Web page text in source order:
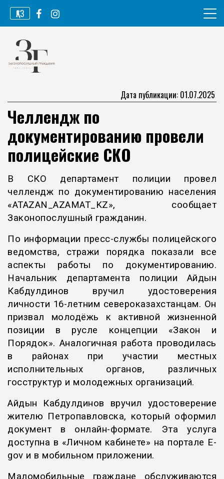
Перейти
содержимому
ҚАЗ
Законопослушный гражданин
Дата публикации: 01.07.2025
Челлендж по
документированию провели
полицейские СКО
В СКО департамент полиции провел
челлендж по документированию населения
«ATAZAN_AZAMAT_KZ», сообщает
Законопослушный гражданин.
По информации пресс-службы полицейского
ведомства, стражи порядка показали все
аспекты работы по документированию.
Начальник департамента полиции Айдын
Кабдулдинов вручил удостоверения
личности 16-летним североказахстанцам. Он
призвал молодёжь к активной жизненной
позиции в русле концепции «Закон и
Порядок». Аналогичная работа проводилась
в районах при участии местных
исполнительных органов, различных
госструктур и молодежных организаций.
Айдын Кабдулдинов вручил удостоверение
жителю Петропавловска, который оформил
документ в онлайн-формате. Эта услуга
доступна в «Личном кабинете» на портале E-
gov и в мобильном приложении.
Маломобильные граждане обслуживаются